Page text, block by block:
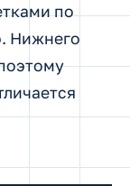
по
Нижнего